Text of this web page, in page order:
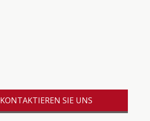
KONTAKTIEREN SIE UNS